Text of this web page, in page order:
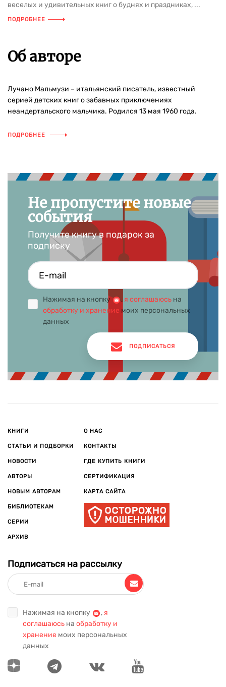
веселых и удивительных книг о буднях и праздниках, ...
ПОДРОБНЕЕ
Об авторе
Лучано Мальмузи – итальянский писатель, известный
серией детских книг о забавных приключениях
неандертальского мальчика. Родился 13 мая 1960 года.
ПОДРОБНЕЕ
Не пропустите новые
события
Получите книгу в подарок за
подписку
Нажимая на кнопку , я соглашаюсь на
обработку и хранение моих персональных
данных
ПОДПИСАТЬСЯ
КНИГИ
СТАТЬИ И ПОДБОРКИ
НОВОСТИ
АВТОРЫ
НОВЫМ АВТОРАМ
БИБЛИОТЕКАМ
СЕРИИ
АРХИВ
О НАС
КОНТАКТЫ
ГДЕ КУПИТЬ КНИГИ
СЕРТИФИКАЦИЯ
КАРТА САЙТА
Подписаться на рассылку
Нажимая на кнопку , я
соглашаюсь на обработку и
хранение моих персональных
данных